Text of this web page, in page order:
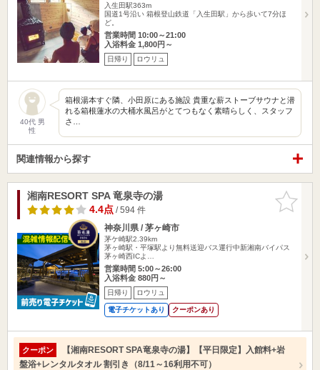
入生田駅363m
国道1号沿い 箱根登山鉄道「入生田駅」から歩いて7分ほ
ど。
営業時間 10:00～21:00
入浴料金 1,800円～
日帰り ロウリュ
40代 男
性
箱根湯本すぐ隣、小田原にある施設 貴重な薪ストーブサウナと潜
れる箱根蓮水の大桶水風呂がとてつもなく素晴らしく、スタッフ
さ…
関連情報から探す
お気に入
りに追加
湘南RESORT SPA 竜泉寺の湯
4.4点/ 594 件
神奈川県 / 茅ヶ崎市
茅ケ崎駅2.39km
茅ヶ崎駅・平塚駅より無料送迎バス運行中新湘南バイパス
茅ヶ崎西ICよ…
営業時間 5:00～26:00
入浴料金 880円～
日帰り ロウリュ
電子チケットあり クーポンあり
クーポン
【湘南RESORT SPA竜泉寺の湯】【平日限定】入館料+岩
盤浴+レンタルタオル 割引き（8/11～16利用不可）